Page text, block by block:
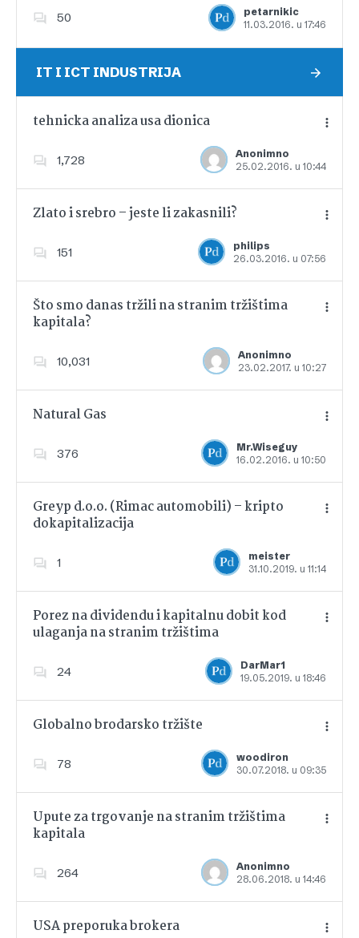
50
petarnikic
11.03.2016. u 17:46
Dodajte u favorite
IT I ICT INDUSTRIJA
tehnicka analiza usa dionica
1,728
Anonimno
25.02.2016. u 10:44
Dodajte u favorite
Zlato i srebro – jeste li zakasnili?
151
philips
26.03.2016. u 07:56
Dodajte u favorite
Što smo danas tržili na stranim tržištima
kapitala?
10,031
Anonimno
23.02.2017. u 10:27
Dodajte u favorite
Natural Gas
376
Mr.Wiseguy
16.02.2016. u 10:50
Dodajte u favorite
Greyp d.o.o. (Rimac automobili) – kripto
dokapitalizacija
1
meister
31.10.2019. u 11:14
Dodajte u favorite
Porez na dividendu i kapitalnu dobit kod
ulaganja na stranim tržištima
24
DarMar1
19.05.2019. u 18:46
Dodajte u favorite
Globalno brodarsko tržište
78
woodiron
30.07.2018. u 09:35
Dodajte u favorite
Upute za trgovanje na stranim tržištima
kapitala
264
Anonimno
28.06.2018. u 14:46
Dodajte u favorite
USA preporuka brokera